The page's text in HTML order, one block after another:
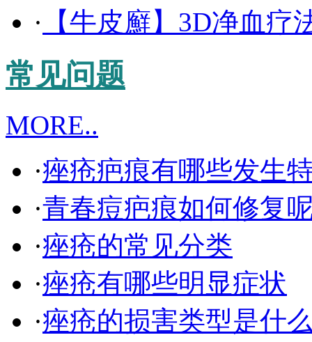
· 【牛皮廯】3D净血疗
常见问题
MORE..
·痤疮疤痕有哪些发生
·青春痘疤痕如何修复
·痤疮的常见分类
·痤疮有哪些明显症状
·痤疮的损害类型是什